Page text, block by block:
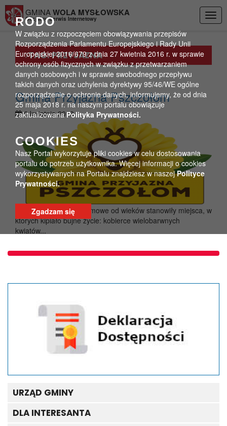
RODO
W związku z rozpoczęciem obowiązywania przepisów
Rozporządzenia Parlamentu Europejskiego i Rady Unii
Europejskiej 2016/679 z dnia 27 kwietnia 2016 r. w sprawie
ochrony osób fizycznych w związku z przetwarzaniem
danych osobowych i w sprawie swobodnego przepływu
takich danych oraz uchylenia dyrektywy 95/46/WE ogólne
rozporządzenie o ochronie danych, informujemy, że od dnia
25 maja 2018 r. na naszym portalu obowiązuje
zaktualizowanaPolityka Prywatności.
COOKIES
Nasz Portal wykorzytuje pliki cookies w celu dostosowania
portalu do potrzeb użytkownika. Więcej informacji o cookies
wykorzystywanych na Portalu znajdziesz w naszejPolityce
Prywatności.
Zgadzam się
GMINA WOLA MYSŁOWSKA
Oficjalny Serwis Internetowy
Gmina Przyjazna
Pszczołom
Strona główna > przyjazna
TAG:PRZYJAZNA
Gmina Przyjazna Pszczołom
6 kwietnia 2018
Wiejskie ogrody przydomowe od wieków stanowiły miejsca, w
których kipiało bujne życie: kobierce wielobarwnych
kwiatów...
URZĄD GMINY
DLA INTERESANTA